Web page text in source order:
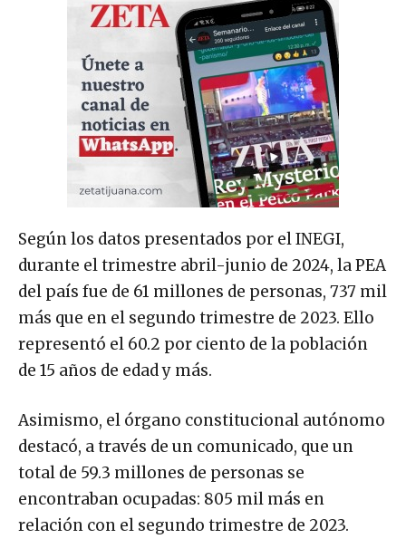
Según los datos presentados por el INEGI,
durante el trimestre abril-junio de 2024, la PEA
del país fue de 61 millones de personas, 737 mil
más que en el segundo trimestre de 2023. Ello
representó el 60.2 por ciento de la población
de 15 años de edad y más.
Asimismo, el órgano constitucional autónomo
destacó, a través de un comunicado, que un
total de 59.3 millones de personas se
encontraban ocupadas: 805 mil más en
relación con el segundo trimestre de 2023.